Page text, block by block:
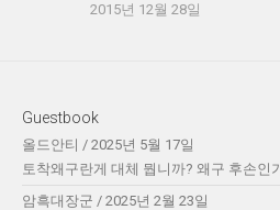
2015년 12월 28일
Guestbook
올드안티 / 2025년 5월 17일
토착왜구란게 대체 뭡니까? 왜구 후손인
암흑대장군 / 2025년 2월 23일